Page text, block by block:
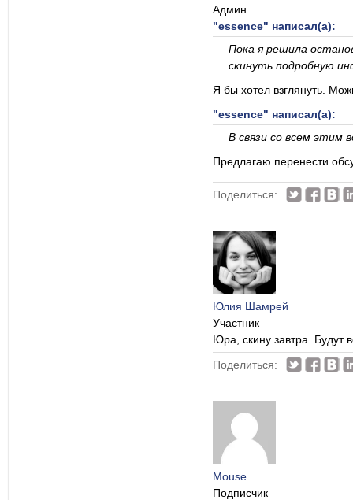
Админ
"essence" написал(а):
Пока я решила
скинуть подробную
Я бы хотел взглянуть.
"essence" написал(а):
В связи со всем этим
Предлагаю перенести
Поделиться:
Юлия Шамрей
Участник
Юра, скину завтра.
Поделиться:
Mouse
Подписчик